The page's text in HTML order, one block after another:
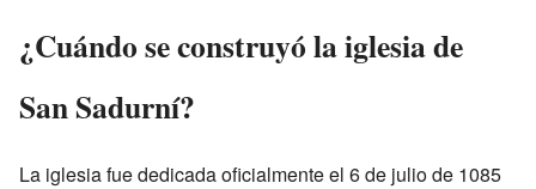
¿Cuándo se construyó la iglesia de
San Sadurní?
La iglesia fue dedicada oficialmente el 6 de julio de 1085